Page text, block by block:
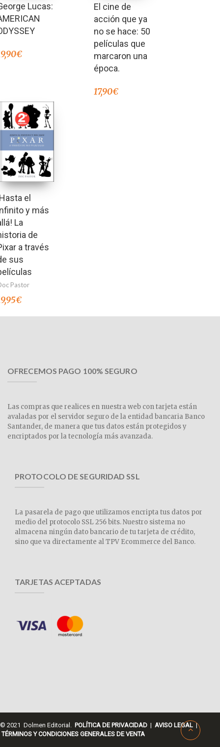
Lucas:
€
El cine de
acción que ya
no se hace: 50
películas que
marcaron una
época.
17,90€
el
y más
La
de
a través
sus
Pastor
€
OFRECEMOS PAGO 100% SEGURO
Las compras que realices en nuestra web con tarjeta están
avaladas por el servidor seguro de la entidad bancaria Banco
Santander, de manera que tus datos están protegidos y
encriptados por la tecnología más avanzada.
PROTOCOLO DE SEGURIDAD SSL
La pasarela de pago que utilizamos encripta tus datos por
medio del protocolo SSL 256 bits. Nuestro sistema no
almacena ningún dato bancario de tu tarjeta de crédito,
sino que va directamente al TPV Ecommerce del Banco.
TARJETAS ACEPTADAS
© 2021 Dolmen Editorial. POLÍTICA DE PRIVACIDAD | AVISO LEGAL |
TÉRMINOS Y CONDICIONES GENERALES DE VENTA